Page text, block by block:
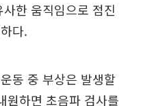
한 움직임으로 점진
다.
동 중 부상은 발생할
원하면 초음파 검사를